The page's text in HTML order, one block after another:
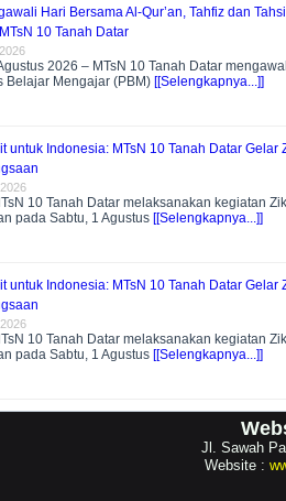
Hari Bersama Al-Qur’an, Tahfiz dan
10 Tanah Datar
2026 – MTsN 10 Tanah Datar
Belajar Mengajar (PBM) [[Selengkapnya...]]
untuk Indonesia: MTsN 10 Tanah Datar Gelar
10 Tanah Datar melaksanakan kegiatan
pada Sabtu, 1 Agustus [[Selengkapnya...]]
untuk Indonesia: MTsN 10 Tanah Datar Gelar
10 Tanah Datar melaksanakan kegiatan
pada Sabtu, 1 Agustus [[Selengkapnya...]]
Jl. Sawah
Website :